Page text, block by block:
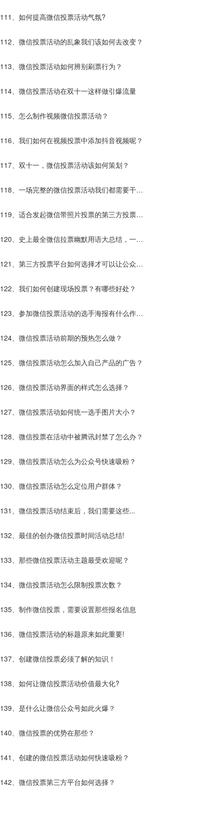
111、如何提高微信投票活动气氛?
112、微信投票活动的乱象我们该如何去改变？
113、微信投票活动如何辨别刷票行为？
114、微信投票活动在双十一这样做引爆流量
115、怎么制作视频微信投票活动？
116、我们如何在视频投票中添加抖音视频呢？
117、双十一，微信投票活动该如何策划？
118、一场完整的微信投票活动我们都需要干些
什么？
119、适合发起微信带照片投票的第三方投票平
台有哪些？
120、史上最全微信拉票幽默用语大总结，一句
话让别人为你投票！
121、第三方投票平台如何选择才可以让公众号
快速增粉？
122、我们如何创建现场投票？有哪些好处？
123、参加微信投票活动的选手海报有什么作
124、微信投票活动前期的预热怎么做？
125、微信投票活动怎么加入自己产品的广告？
126、微信投票活动界面的样式怎么选择？
127、微信投票活动如何统一选手图片大小？
128、微信投票在活动中被腾讯封禁了怎么办？
129、微信投票活动怎么为公众号快速吸粉？
130、微信投票活动怎么定位用户群体？
131、微信投票活动结束后，我们需要这些...
132、最佳的创办微信投票时间活动总结!
133、那些微信投票活动主题最受欢迎呢？
134、微信投票活动怎么限制投票次数？
135、制作微信投票，需要设置那些报名信息
136、微信投票活动的标题原来如此重要!
137、创建微信投票必须了解的知识！
138、如何让微信投票活动价值最大化?
139、是什么让微信公众号如此火爆？
140、微信投票的优势在那些？
141、创建的微信投票活动如何快速吸粉？
142、微信投票第三方平台如何选择？